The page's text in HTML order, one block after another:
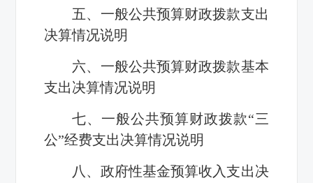
五、一般公共预算财政拨款支出
决算情况说明
六、一般公共预算财政拨款基本
支出决算情况说明
七、一般公共预算财政拨款“三
公”经费支出决算情况说明
八、政府性基金预算收入支出决